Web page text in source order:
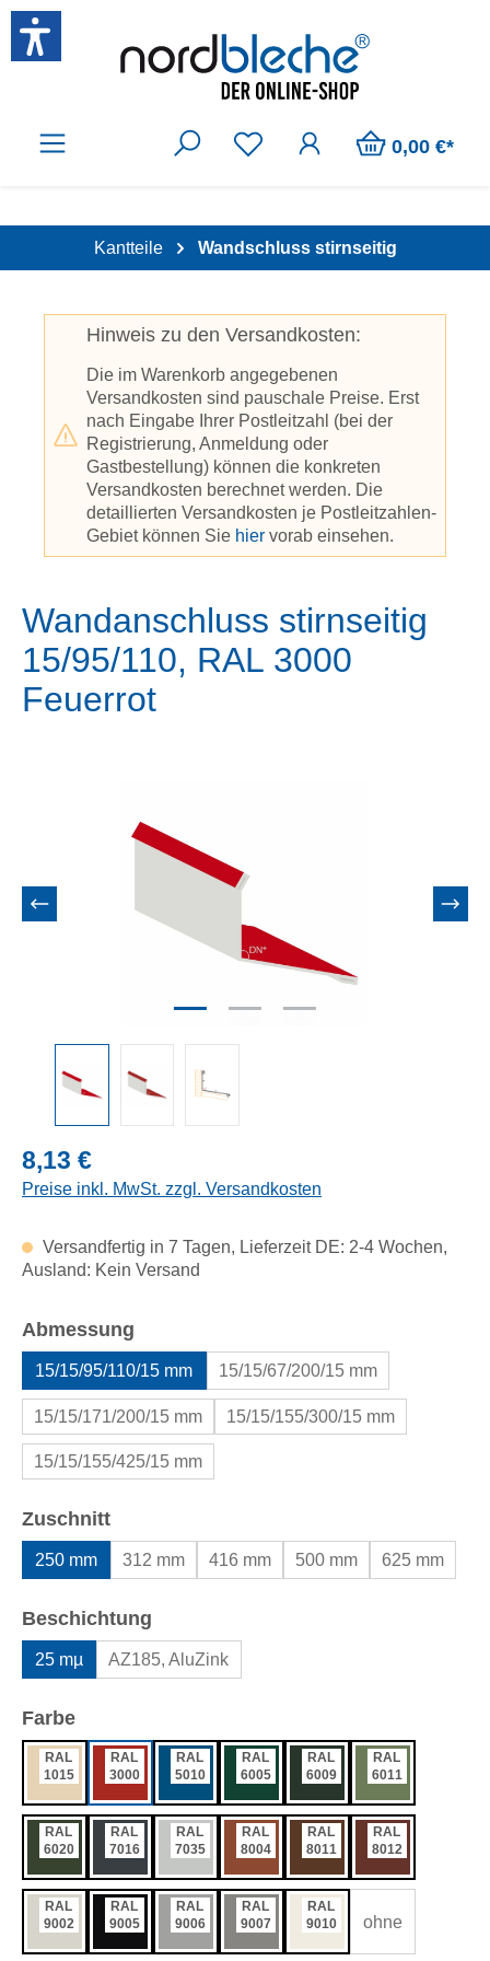
Zum Hauptinhalt springen
0,00 €*
Kantteile Wandschluss stirnseitig
Hinweis zu den Versandkosten:
Die im Warenkorb angegebenen
Versandkosten sind pauschale Preise. Erst
nach Eingabe Ihrer Postleitzahl (bei der
Registrierung, Anmeldung oder
Gastbestellung) können die konkreten
Versandkosten berechnet werden. Die
detaillierten Versandkosten je Postleitzahlen-
Gebiet können Sie hier vorab einsehen.
Wandanschluss stirnseitig
15/95/110, RAL 3000
Feuerrot
Regulärer Preis:
8,13 €
Preise inkl. MwSt. zzgl. Versandkosten
Versandfertig in 7 Tagen, Lieferzeit DE: 2-4 Wochen,
Ausland: Kein Versand
Abmessung
15/15/95/110/15 mm 15/15/67/200/15 mm
15/15/171/200/15 mm 15/15/155/300/15 mm
15/15/155/425/15 mm
Zuschnittauswählen
250 mm 312 mm 416 mm 500 mm 625 mm
Beschichtung
25 mµ AZ185, AluZink
Farbeauswählen
RAL
1015
RAL
3000
RAL
5010
RAL
6005
RAL
6009
RAL
6011
RAL
6020
RAL
7016
RAL
7035
RAL
8004
RAL
8011
RAL
8012
RAL
9002
RAL
9005
RAL
9006
RAL
9007
RAL
9010
ohne